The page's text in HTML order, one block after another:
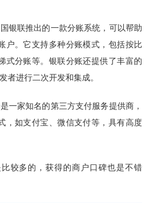
银联推出的一款分账系统，可以帮助
户。它支持多种分账模式，包括按比
式分账等。银联分账还提供了丰富的
者进行二次开发和集成。
一家知名的第三方支付服务提供商，
，如支付宝、微信支付等，具有高度
较多的，获得的商户口碑也是不错